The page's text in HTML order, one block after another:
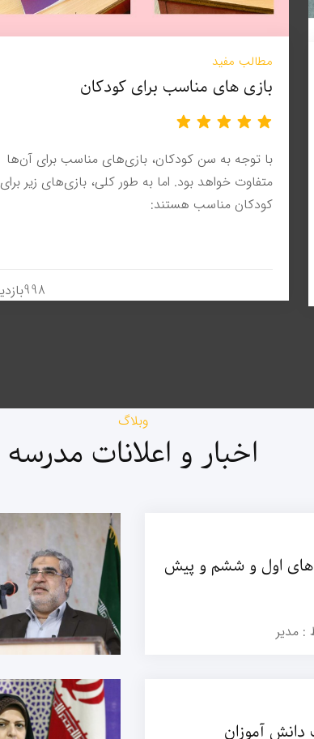
مطالب مفید
بازی های مناسب برای کودکان
با توجه به سن کودکان، بازی‌های مناسب برای آن‌ها
متفاوت خواهد بود. اما به طور کلی، بازی‌های زیر برای
کودکان مناسب هستند:
998بازدید
وبلاگ
اخبار و اعلانات مدرسه
های اول و ششم و پیش
: مدیر
آموزان